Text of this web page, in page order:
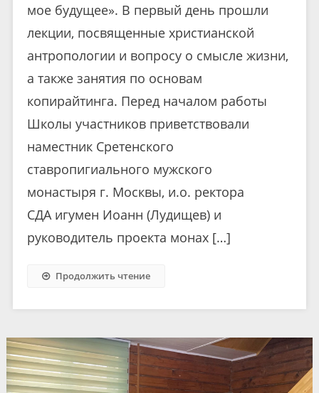
мое будущее». В первый день прошли
лекции, посвященные христианской
антропологии и вопросу о смысле жизни,
а также занятия по основам
копирайтинга. Перед началом работы
Школы участников приветствовали
наместник Сретенского
ставропигиального мужского
монастыря г. Москвы, и.о. ректора
СДА игумен Иоанн (Лудищев) и
руководитель проекта монах […]
Продолжить чтение